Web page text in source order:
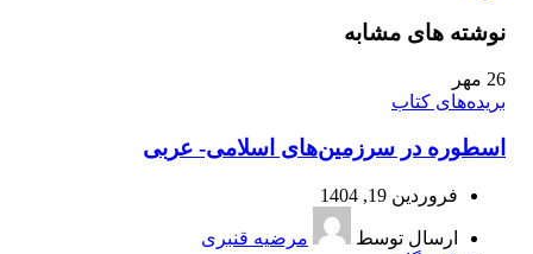
نوشته های مشابه
26 مهر
بریده‌های کتاب
اسطوره در سرزمين‌های اسلامی- عربی
فروردین 19, 1404
ارسال توسط
مرضیه قنبری